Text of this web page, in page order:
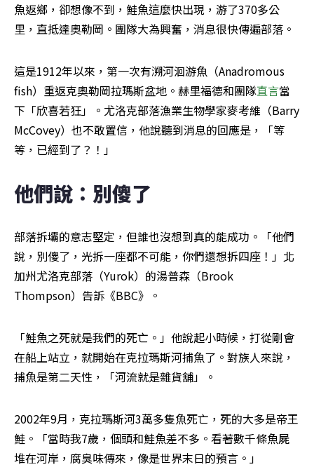
魚返鄉，卻想像不到，鮭魚這麼快出現，游了370多公
里，直抵達奧勒岡。團隊大為興奮，消息很快傳遍部落。
這是1912年以來，第一次有溯河洄游魚（Anadromous
fish）重返克奧勒岡拉瑪斯盆地。赫里福德和團隊直言當
下「欣喜若狂」。尤洛克部落漁業生物學家麥考維（Barry
McCovey）也不敢置信，他說聽到消息的回應是，「等
等，已經到了？！」
他們說：別傻了
部落拆壩的意志堅定，但誰也沒想到真的能成功。「他們
說，別傻了，光拆一座都不可能，你們還想拆四座！」北
加州尤洛克部落（Yurok）的湯普森（Brook
Thompson）告訴《BBC》。
「鮭魚之死就是我們的死亡。」他說起小時候，打從剛會
在船上站立，就開始在克拉瑪斯河捕魚了。對族人來說，
捕魚是第二天性，「河流就是雜貨舖」。
2002年9月，克拉瑪斯河3萬多隻魚死亡，死的大多是帝王
鮭。「當時我7歲，個頭和鮭魚差不多。看著數千條魚屍
堆在河岸，腐臭味傳來，像是世界末日的預言。」